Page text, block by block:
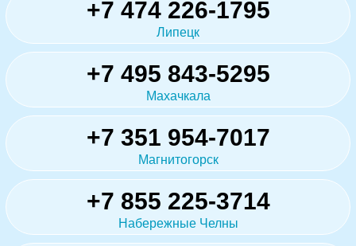
+7 474 226-1795
Липецк
+7 495 843-5295
Махачкала
+7 351 954-7017
Магнитогорск
+7 855 225-3714
Набережные Челны